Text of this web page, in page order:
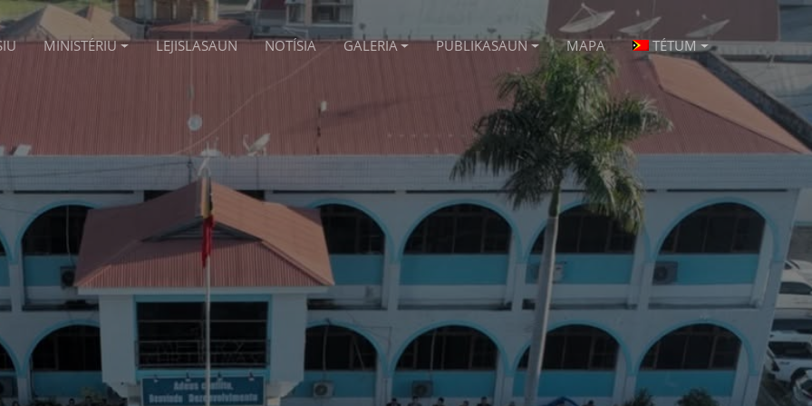
MINISTÉRIU LEJISLASAUN NOTÍSIA GALERIA PUBLIKASAUN MAPA TÉTUM